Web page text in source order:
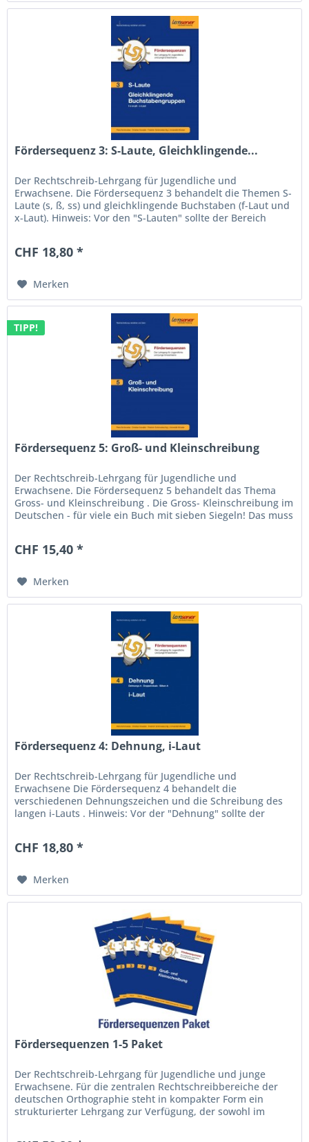
Fördersequenz 3: S-Laute, Gleichklingende...
Der Rechtschreib-Lehrgang für Jugendliche und
Erwachsene. Die Fördersequenz 3 behandelt die Themen S-
Laute (s, ß, ss) und gleichklingende Buchstaben (f-Laut und
x-Laut). Hinweis: Vor den "S-Lauten" sollte der Bereich
CHF 18,80 *
Merken
TIPP!
Fördersequenz 5: Groß- und Kleinschreibung
Der Rechtschreib-Lehrgang für Jugendliche und
Erwachsene. Die Fördersequenz 5 behandelt das Thema
Gross- und Kleinschreibung . Die Gross- Kleinschreibung im
Deutschen - für viele ein Buch mit sieben Siegeln! Das muss
CHF 15,40 *
Merken
Fördersequenz 4: Dehnung, i-Laut
Der Rechtschreib-Lehrgang für Jugendliche und
Erwachsene Die Fördersequenz 4 behandelt die
verschiedenen Dehnungszeichen und die Schreibung des
langen i-Lauts . Hinweis: Vor der "Dehnung" sollte der
CHF 18,80 *
Merken
Fördersequenzen 1-5 Paket
Der Rechtschreib-Lehrgang für Jugendliche und junge
Erwachsene. Für die zentralen Rechtschreibbereiche der
deutschen Orthographie steht in kompakter Form ein
strukturierter Lehrgang zur Verfügung, der sowohl im